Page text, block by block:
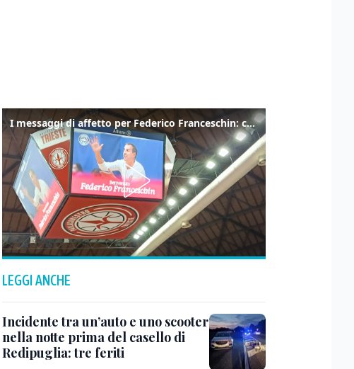
I messaggi di affetto per Federico Franceschin: così il mondo del basket gli è stato accanto fino all’ultimo
LEGGI ANCHE
Incidente tra un’auto e uno scooter
nella notte prima del casello di
Redipuglia: tre feriti